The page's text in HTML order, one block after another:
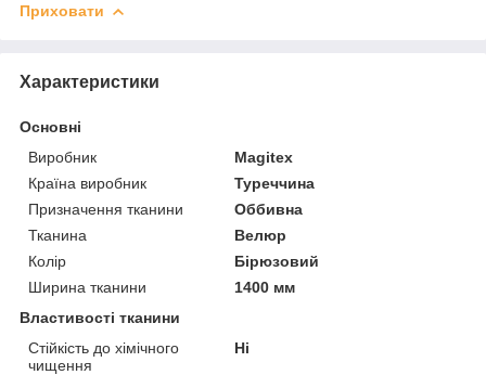
Приховати
Характеристики
Основні
Виробник
Magitex
Країна виробник
Туреччина
Призначення тканини
Оббивна
Тканина
Велюр
Колір
Бірюзовий
Ширина тканини
1400 мм
Властивості тканини
Стійкість до хімічного
чищення
Ні